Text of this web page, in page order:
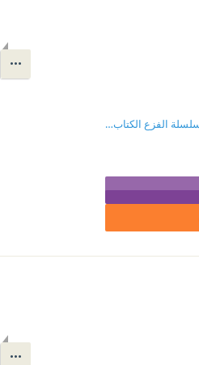
أشهر الأماكن المسكونة في العالم - سلسلة الفزع الكتاب (1)